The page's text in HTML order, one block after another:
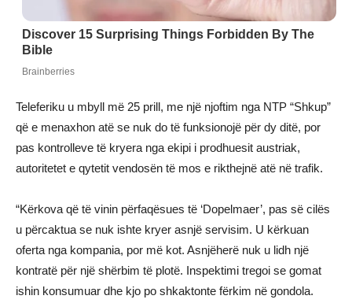
Teleferiku u mbyll më 25 prill, me një njoftim nga NTP “Shkup”
që e menaxhon atë se nuk do të funksionojë për dy ditë, por
pas kontrolleve të kryera nga ekipi i prodhuesit austriak,
autoritetet e qytetit vendosën të mos e rikthejnë atë në trafik.
“Kërkova që të vinin përfaqësues të ‘Dopelmaer’, pas së cilës
u përcaktua se nuk ishte kryer asnjë servisim. U kërkuan
oferta nga kompania, por më kot. Asnjëherë nuk u lidh një
kontratë për një shërbim të plotë. Inspektimi tregoi se gomat
ishin konsumuar dhe kjo po shkaktonte fërkim në gondola.